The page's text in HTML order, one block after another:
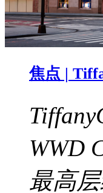
焦点 |
WWD
最高